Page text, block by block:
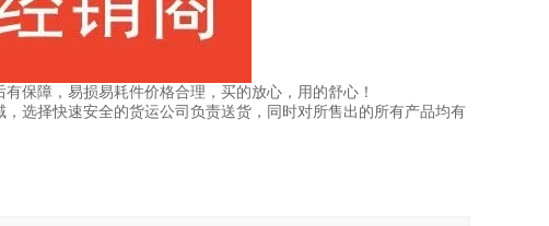
保障，易损易耗件价格合理，买的放心，用的舒心！
选择快速安全的货运公司负责送货，同时对所售出的所有产品均有